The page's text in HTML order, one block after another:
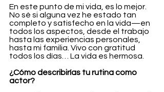
En este punto de mi vida, es lo mejor.
No sé si alguna vez he estado tan
completo y satisfecho en la vida—en
todos los aspectos, desde el trabajo
hasta las experiencias personales,
hasta mi familia. Vivo con gratitud
todos los días… La vida es hermosa.
¿Cómo describirías tu rutina como
actor?